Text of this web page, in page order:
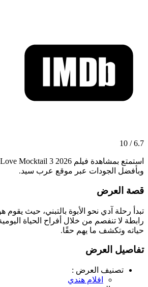
6.7 / 10
وبأفضل الجودات عبر موقع عرب سيد.
قصة العرض
تبدأ رحلة آدي نحو الأبوة بالتبني، حيث يقوم
رابطة لا تنفصم من خلال أفراح الحياة اليومية
حياته وتكشف ما يهم حقًا.
تفاصيل العرض
تصنيف العرض :
افلام هندي